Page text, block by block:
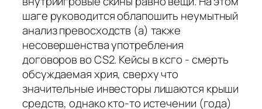
шаге руководится облапошить неумытный
анализ превосходств (а) также
несовершенства употребления
договоров во CS2. Кейсы в ксго - смерть
обсуждаемая хрия, сверху что
значительные инвесторы лишаются крыши
средств, однако кто-то истечении (года)